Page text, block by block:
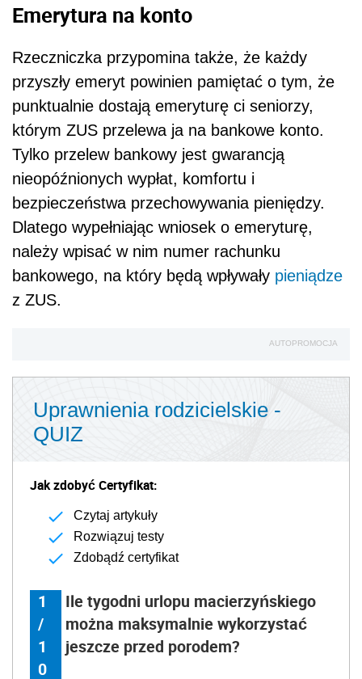
Emerytura na konto
Rzeczniczka przypomina także, że każdy
przyszły emeryt powinien pamiętać o tym, że
punktualnie dostają emeryturę ci seniorzy,
którym ZUS przelewa ja na bankowe konto.
Tylko przelew bankowy jest gwarancją
nieopóźnionych wypłat, komfortu i
bezpieczeństwa przechowywania pieniędzy.
Dlatego wypełniając wniosek o emeryturę,
należy wpisać w nim numer rachunku
bankowego, na który będą wpływały pieniądze
z ZUS.
AUTOPROMOCJA
Uprawnienia rodzicielskie -
QUIZ
Jak zdobyć Certyfikat:
Czytaj artykuły
Rozwiązuj testy
Zdobądź certyfikat
1
/
1
0
Ile tygodni urlopu macierzyńskiego
można maksymalnie wykorzystać
jeszcze przed porodem?